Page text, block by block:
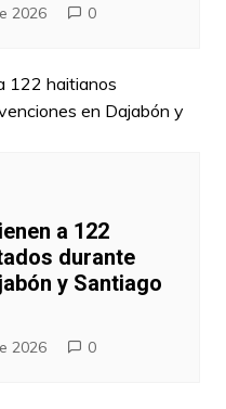
2026 0
a 122
durante
y Santiago
2026 0